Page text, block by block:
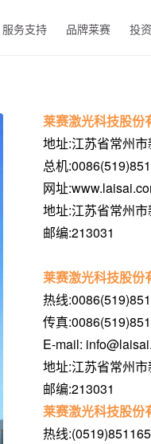
服务支持 品牌莱赛 投
莱赛激光科技股份
地址:江苏省常州
总机
网址
地址:江苏省常州
邮编:213031
莱赛激光科技股份
热线
传真
E-mail:
地址:江苏省常州
邮编:213031
莱赛激光科技股份
热线